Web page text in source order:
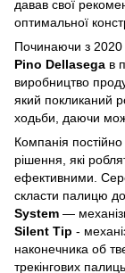
давав свої
оптимальної
Починаючи з 2020
Pino Dellasega в
виробництво
який покликаний
ходьби, даючи
Компанія
рішення, які
ефективними.
скласти палицю
System —
Silent Tip -
наконечника об
трекінгових